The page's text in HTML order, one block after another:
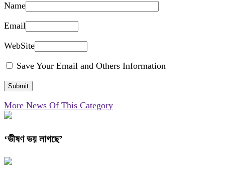
Name
Email
WebSite
Save Your Email and Others Information
More News Of This Category
‘ভীষণ ভয় লাগছে’